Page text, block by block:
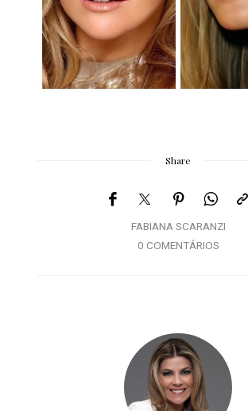
Share
FABIANA SCARANZI
0 COMENTÁRIOS